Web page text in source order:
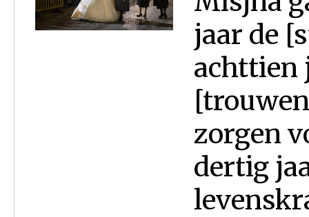
jaar de
achttien
zorgen
dertig